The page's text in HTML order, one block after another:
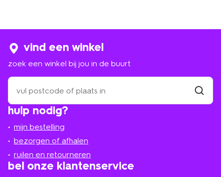
hulp nodig?
mijn bestelling
bezorgen of afhalen
ruilen en retourneren
bel onze klantenservice
vind een winkel
zoek een winkel bij jou in de buurt
zoek
een
winkel
bij
in
de
buurt